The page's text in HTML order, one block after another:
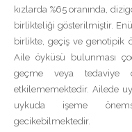
kızlarda %65 oranında,
birlikteliği gösterilmiştir.
birlikte, geçiş ve genotipik
Aile öyküsü bulunması
geçme veya tedaviye
etkilememektedir. Ailede
uykuda işeme
gecikebilmektedir.